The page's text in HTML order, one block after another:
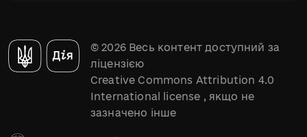
© 2026 Весь контент доступний за
ліцензією
Creative Commons Attribution 4.0
International license , якщо не
зазначено інше